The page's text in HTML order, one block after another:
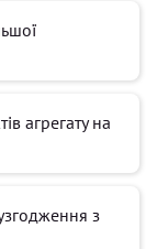
агрегату на
з